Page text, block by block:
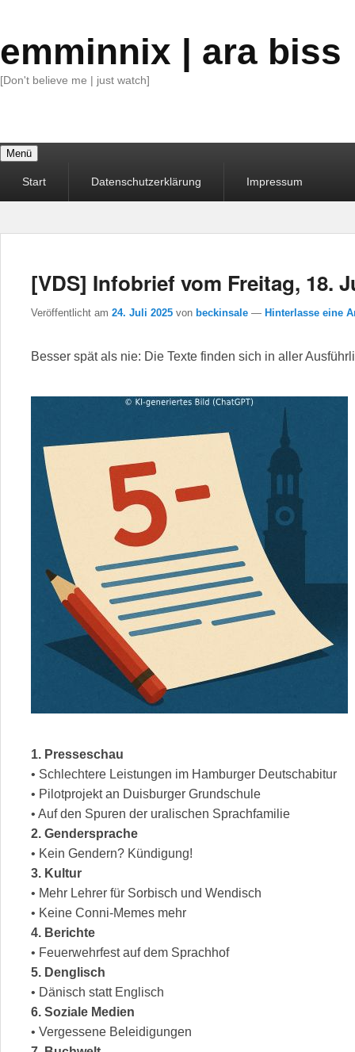
emminnix | ara biss
[Don't believe me | just watch]
Menü
MenüStart Datenschutzerklärung Impressum
[VDS] Infobrief vom Freitag, 18.
Veröffentlicht am 24. Juli 2025 von beckinsale — Hinterlasse eine
Besser spät als nie: Die Texte finden sich in aller
1. Presseschau
• Schlechtere Leistungen im Hamburger Deutschabitur
• Pilotprojekt an Duisburger Grundschule
• Auf den Spuren der uralischen Sprachfamilie
2. Gendersprache
• Kein Gendern? Kündigung!
3. Kultur
• Mehr Lehrer für Sorbisch und Wendisch
• Keine Conni-Memes mehr
4. Berichte
• Feuerwehrfest auf dem Sprachhof
5. Denglisch
• Dänisch statt Englisch
6. Soziale Medien
• Vergessene Beleidigungen